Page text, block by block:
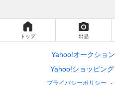
トップ 出品
Yahoo!オークション
Yahoo!ショッピング
プライバシーポリシー